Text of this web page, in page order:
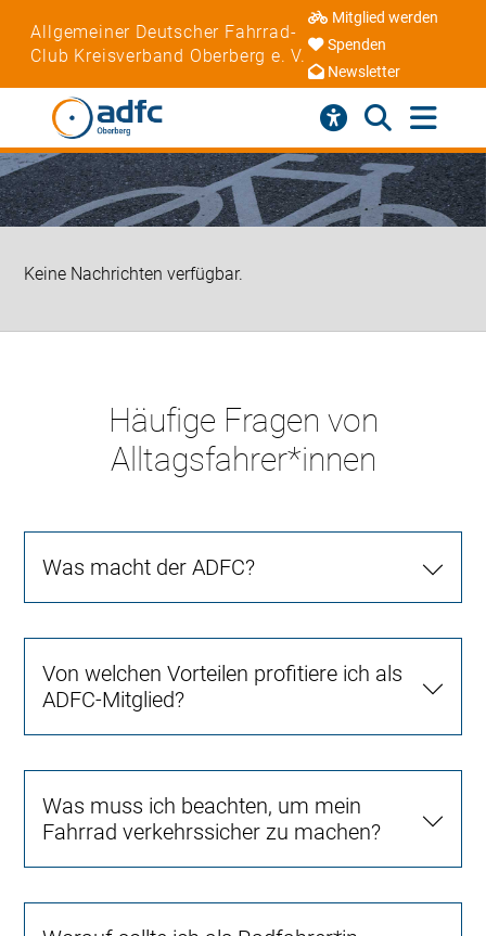
Allgemeiner Deutscher Fahrrad-
Club Kreisverband Oberberg e. V.
Mitglied werden
Spenden
Newsletter
Keine Nachrichten verfügbar.
Häufige Fragen von
Alltagsfahrer*innen
Was macht der ADFC?
Von welchen Vorteilen profitiere ich als
ADFC-Mitglied?
Was muss ich beachten, um mein
Fahrrad verkehrssicher zu machen?